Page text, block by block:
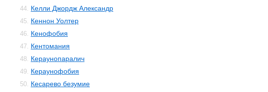
44. Келли Джордж Александр
45. Кеннон Уолтер
46. Кенофобия
47. Кентомания
48. Кераунопаралич
49. Кераунофобия
50. Кесарево безумие